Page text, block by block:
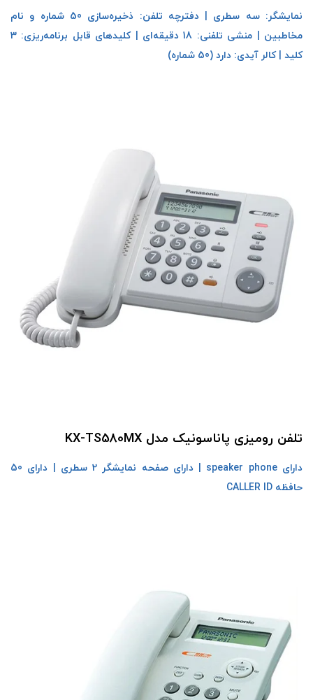
نمایشگر: سه سطری | دفترچه تلفن: ذخیره‌سازی 50 شماره و نام
مخاطبین | منشی تلفنی: 18 دقیقه‌ای | کلیدهای قابل برنامه‌ریزی: 3
کلید | کالر آیدی: دارد (50 شماره)
تلفن رومیزی پاناسونیک مدل KX-TS580MX
دارای speaker phone | دارای صفحه نمایشگر 2 سطری |
دارای 50
حافظه CALLER ID